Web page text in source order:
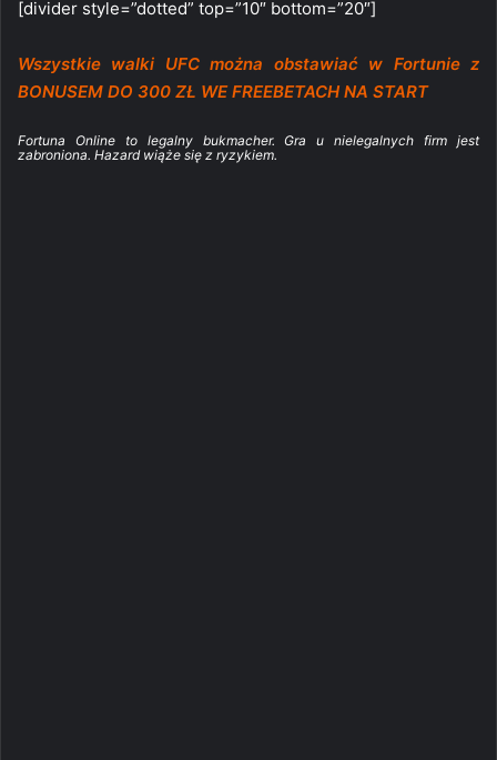
[divider style=”dotted” top=”10″ bottom=”20″]
Wszystkie walki UFC można obstawiać w Fortunie z
BONUSEM DO 300 ZŁ WE FREEBETACH NA START
Fortuna Online to legalny bukmacher. Gra u nielegalnych firm jest
zabroniona. Hazard wiąże się z ryzykiem.